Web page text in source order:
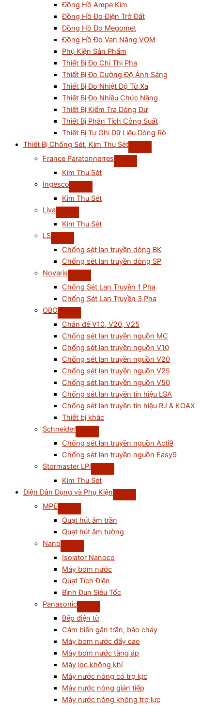
Đồng Hồ Ampe Kìm
Đồng Hồ Đo Điện Trở Đất
Đồng Hồ Đo Megomet
Đồng Hồ Đo Vạn Năng VOM
Phụ Kiện Sản Phẩm
Thiết Bị Đo Chỉ Thị Pha
Thiết Bị Đo Cường Độ Ánh Sáng
Thiết Bị Đo Nhiệt Độ Từ Xa
Thiết Bị Đo Nhiều Chức Năng
Thiết Bị Kiểm Tra Dòng Dư
Thiết Bị Phân Tích Công Suất
Thiết Bị Tự Ghi Dữ Liệu Dòng Rò
Thiết Bị Chống Sét, Kim Thu Sét
France Paratonnerres
Kim Thu Sét
Ingesco
Kim Thu Sét
Liva
Kim Thu Sét
LS
Chống sét lan truyền dòng BK
Chống sét lan truyền dòng SP
Novaris
Chống Sét Lan Truyền 1 Pha
Chống Sét Lan Truyền 3 Pha
OBO
Chân đế V10, V20, V25
Chống sét lan truyền nguồn MC
Chống sét lan truyền nguồn V10
Chống sét lan truyền nguồn V20
Chống sét lan truyền nguồn V25
Chống sét lan truyền nguồn V50
Chống sét lan truyền tín hiệu LSA
Chống sét lan truyền tín hiệu RJ & KOAX
Thiết bị khác
Schneider
Chống sét lan truyền nguồn Acti9
Chống sét lan truyền nguồn Easy9
Stormaster LPI
Kim Thu Sét
Điện Dân Dụng và Phụ Kiện
MPE
Quạt hút âm trần
Quạt hút âm tường
Nano
Isolator Nanoco
Máy bơm nước
Quạt Tích Điện
Bình Đun Siêu Tốc
Panasonic
Bếp điện từ
Cám biến gắn trần, báo cháy
Máy bơm nước đẩy cao
Máy bơm nước tăng áp
Máy lọc không khí
Máy nước nóng có trợ lực
Máy nước nóng gián tiếp
Máy nước nóng không trợ lực